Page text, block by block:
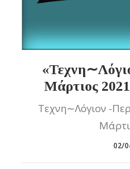
Μάρτιος
Τεχνη∼Λόγιον -
02/